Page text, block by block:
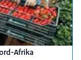
Afrika